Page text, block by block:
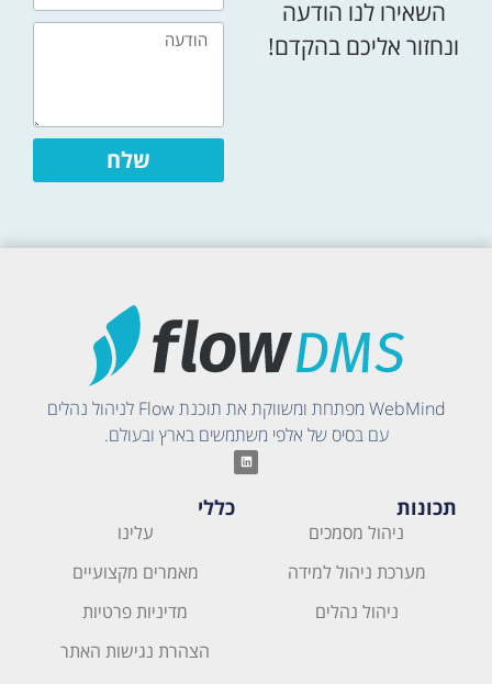
השאירו לנו הודעה
ונחזור אליכם בהקדם!
שלח
WebMind מפתחת ומשווקת את תוכנת Flow לניהול נהלים
עם בסיס של אלפי משתמשים בארץ ובעולם.
תכונות
ניהול מסמכים
מערכת ניהול למידה
ניהול נהלים
כללי
עלינו
מאמרים מקצועיים
מדיניות פרטיות
הצהרת נגישות האתר